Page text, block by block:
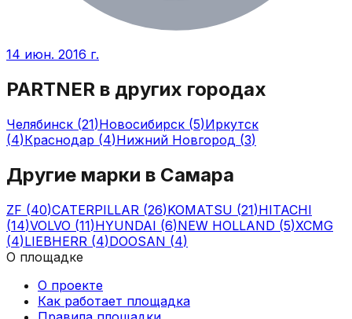
14 июн. 2016 г.
PARTNER в других городах
Челябинск (21)Новосибирск (5)Иркутск
(4)Краснодар (4)Нижний Новгород (3)
Другие марки в Самара
ZF (40)CATERPILLAR (26)KOMATSU (21)HITACHI
(14)VOLVO (11)HYUNDAI (6)NEW HOLLAND (5)XCMG
(4)LIEBHERR (4)DOOSAN (4)
О площадке
О проекте
Как работает площадка